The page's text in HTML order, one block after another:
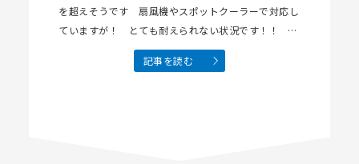
を超えそうです 扇風機やスポットクーラーで対応し
ていますが！ とても耐えられない状況です！！ 工
場においている ソファー…
記事を読む